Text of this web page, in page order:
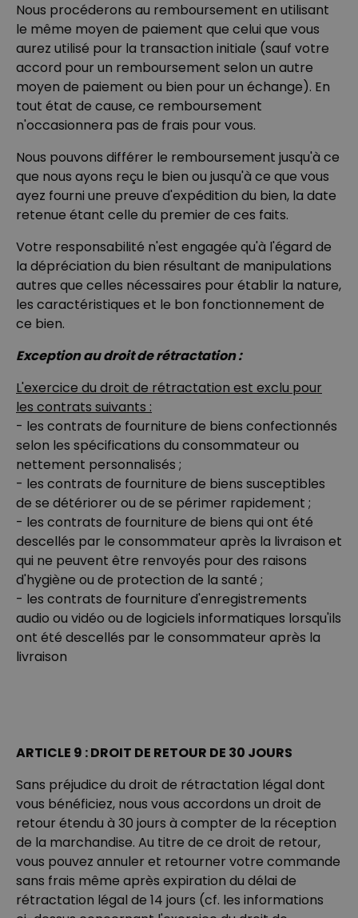
Nous procéderons au remboursement en utilisant
le même moyen de paiement que celui que vous
aurez utilisé pour la transaction initiale (sauf votre
accord pour un remboursement selon un autre
moyen de paiement ou bien pour un échange). En
tout état de cause, ce remboursement
n'occasionnera pas de frais pour vous.
Nous pouvons différer le remboursement jusqu'à ce
que nous ayons reçu le bien ou jusqu'à ce que vous
ayez fourni une preuve d'expédition du bien, la date
retenue étant celle du premier de ces faits.
Votre responsabilité n'est engagée qu'à l'égard de
la dépréciation du bien résultant de manipulations
autres que celles nécessaires pour établir la nature,
les caractéristiques et le bon fonctionnement de
ce bien.
Exception au droit de rétractation :
L'exercice du droit de rétractation est exclu pour
les contrats suivants :
- les contrats de fourniture de biens confectionnés
selon les spécifications du consommateur ou
nettement personnalisés ;
- les contrats de fourniture de biens susceptibles
de se détériorer ou de se périmer rapidement ;
- les contrats de fourniture de biens qui ont été
descellés par le consommateur après la livraison et
qui ne peuvent être renvoyés pour des raisons
d'hygiène ou de protection de la santé ;
- les contrats de fourniture d'enregistrements
audio ou vidéo ou de logiciels informatiques lorsqu'ils
ont été descellés par le consommateur après la
livraison
ARTICLE 9 : DROIT DE RETOUR DE 30 JOURS
Sans préjudice du droit de rétractation légal dont
vous bénéficiez, nous vous accordons un droit de
retour étendu à 30 jours à compter de la réception
de la marchandise. Au titre de ce droit de retour,
vous pouvez annuler et retourner votre commande
sans frais même après expiration du délai de
rétractation légal de 14 jours (cf. les informations